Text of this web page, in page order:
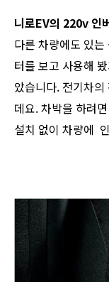
니로EV의 220v 인
다른 차량에도 있
터를 보고 사용해
았습니다. 전기차
데요. 차박을 하려
설치 없이 차량에